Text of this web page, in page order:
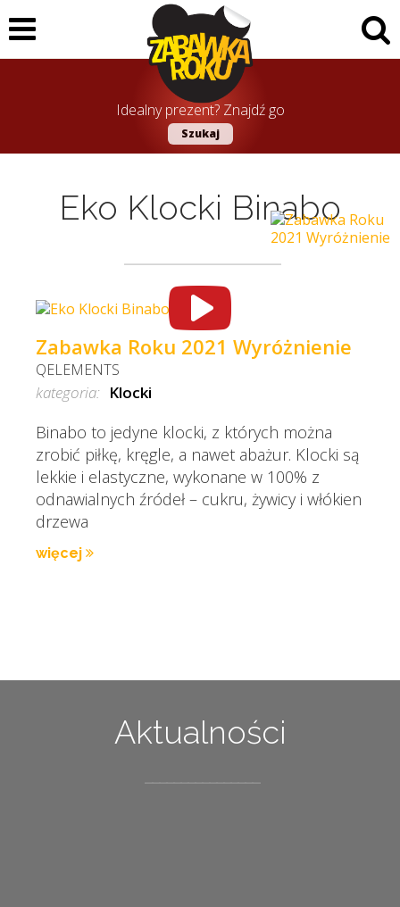
Idealny prezent? Znajdź go
Szukaj
Eko Klocki Binabo
Zabawka Roku 2021 Wyróżnienie
QELEMENTS
kategoria: Klocki
Binabo to jedyne klocki, z których można
zrobić piłkę, kręgle, a nawet abażur. Klocki są
lekkie i elastyczne, wykonane w 100% z
odnawialnych źródeł – cukru, żywicy i włókien
drzewa
więcej
Aktualności